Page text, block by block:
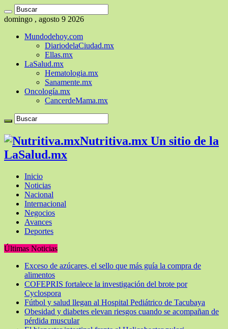
domingo , agosto 9 2026
Mundodehoy.com
DiariodelaCiudad.mx
Ellas.mx
LaSalud.mx
Hematologia.mx
Sanamente.mx
Oncología.mx
CancerdeMama.mx
Nutritiva.mx Un sitio de la
LaSalud.mx
Inicio
Noticias
Nacional
Internacional
Negocios
Avances
Deportes
Últimas Noticias
Exceso de azúcares, el sello que más guía la compra de
alimentos
COFEPRIS fortalece la investigación del brote por
Cyclospora
Fútbol y salud llegan al Hospital Pediátrico de Tacubaya
Obesidad y diabetes elevan riesgos cuando se acompañan de
pérdida muscular